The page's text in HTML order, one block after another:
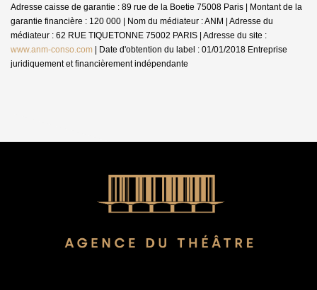
Adresse caisse de garantie : 89 rue de la Boetie 75008 Paris | Montant de la
garantie financière : 120 000 | Nom du médiateur : ANM | Adresse du
médiateur : 62 RUE TIQUETONNE 75002 PARIS | Adresse du site :
www.anm-conso.com | Date d'obtention du label : 01/01/2018 Entreprise
juridiquement et financièrement indépendante